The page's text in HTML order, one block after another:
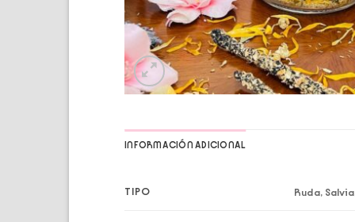
INFORMACIÓN ADICIONAL
TIPO Ruda,